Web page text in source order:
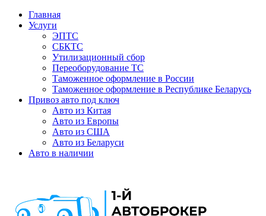
Главная
Услуги
ЭПТС
СБКТС
Утилизационный сбор
Переоборудование ТС
Таможенное оформление в России
Таможенное оформление в Республике Беларусь
Привоз авто под ключ
Авто из Китая
Авто из Европы
Авто из США
Авто из Беларуси
Авто в наличии